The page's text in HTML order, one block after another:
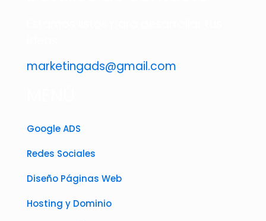
marketingads@gmail.com
Google ADS
Redes Sociales
Diseño Páginas Web
Hosting y Dominio